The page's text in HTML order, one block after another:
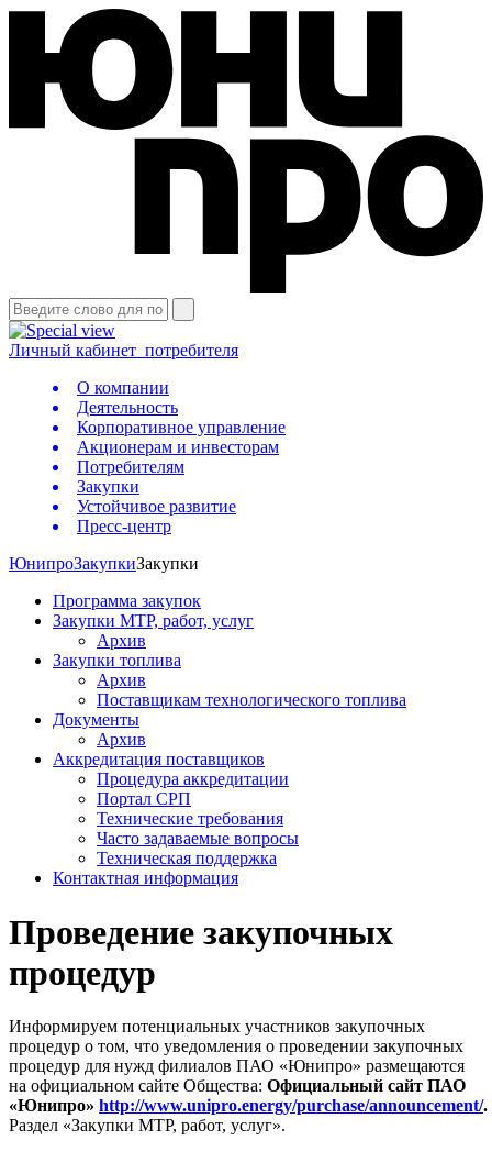
Личный кабинет потребителя
О компании
Деятельность
Корпоративное управление
Акционерам и инвесторам
Потребителям
Закупки
Устойчивое развитие
Пресс-центр
ЮнипроЗакупкиЗакупки
Программа закупок
Закупки МТР, работ, услуг
Архив
Закупки топлива
Архив
Поставщикам технологического топлива
Документы
Архив
Аккредитация поставщиков
Процедура аккредитации
Портал СРП
Технические требования
Часто задаваемые вопросы
Техническая поддержка
Контактная информация
Проведение закупочных
процедур
Информируем потенциальных участников закупочных
процедур о том, что уведомления о проведении закупочных
процедур для нужд филиалов ПАО «Юнипро» размещаются
на официальном сайте Общества: Официальный сайт ПАО
«Юнипро» http://www.unipro.energy/purchase/announcement/.
Раздел «Закупки МТР, работ, услуг».